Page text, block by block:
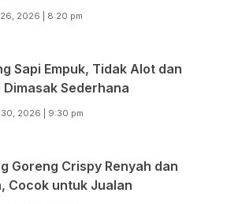
2026 | 8:20 pm
Sapi Empuk, Tidak Alot dan
Dimasak Sederhana
2026 | 9:30 pm
Goreng Crispy Renyah dan
Cocok untuk Jualan